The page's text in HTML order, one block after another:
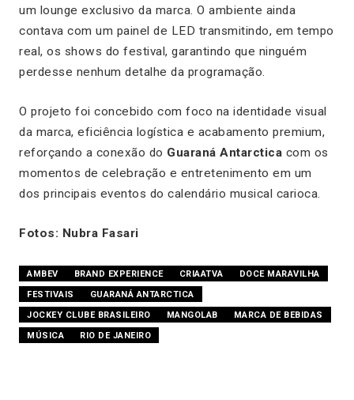
um lounge exclusivo da marca. O ambiente ainda
contava com um painel de LED transmitindo, em tempo
real, os shows do festival, garantindo que ninguém
perdesse nenhum detalhe da programação.
O projeto foi concebido com foco na identidade visual
da marca, eficiência logística e acabamento premium,
reforçando a conexão do Guaraná Antarctica com os
momentos de celebração e entretenimento em um
dos principais eventos do calendário musical carioca.
Fotos: Nubra Fasari
AMBEV BRAND EXPERIENCE CRIAATVA
DOCE MARAVILHA
FESTIVAIS
GUARANÁ ANTARCTICA
JOCKEY CLUBE BRASILEIRO
MANGOLAB
MARCA DE BEBIDAS
MÚSICA
RIO DE JANEIRO